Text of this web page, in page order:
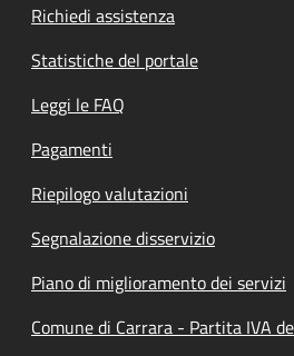
Richiedi assistenza
Statistiche del portale
Leggi le FAQ
Pagamenti
Riepilogo valutazioni
Segnalazione disservizio
Piano di miglioramento dei servizi
Comune di Carrara - Partita IVA